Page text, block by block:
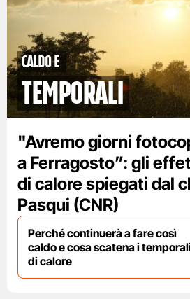
caldo e
temporali
"Avremo giorni
a Ferragosto”: gli
di calore spiegati dal
Pasqui (CNR)
Perché continuerà a fare così
caldo e cosa scatena i
di calore